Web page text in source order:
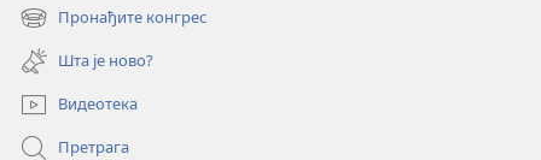
нови
прозор)
Пронађите конгрес
(отвара
нови
прозор)
Шта је ново?
Видеотека
Претрага